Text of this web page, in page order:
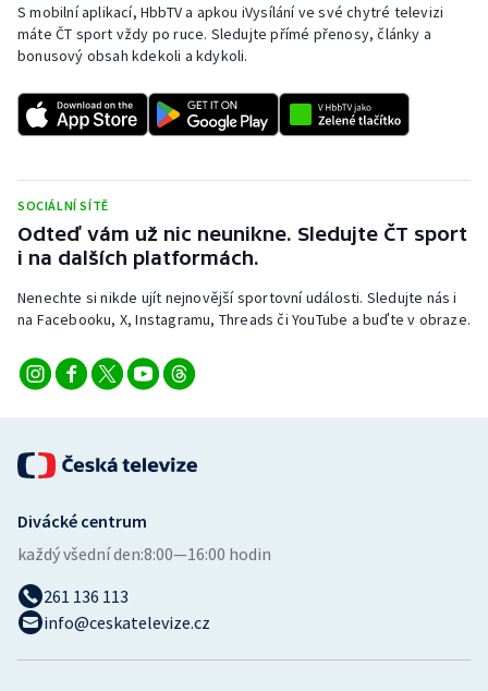
Rychlobruslení
Rychlostní kanoistika
Short track
Stolní tenis
Veslování
Vodní slalom
Ostatní
S mobilní aplikací, HbbTV a apkou iVysílání ve své chytré televizi
máte ČT sport vždy po ruce. Sledujte přímé přenosy, články a
bonusový obsah kdekoli a kdykoli.
SOCIÁLNÍ SÍTĚ
Odteď vám už nic neunikne. Sledujte ČT sport
i na dalších platformách.
Nenechte si nikde ujít nejnovější sportovní události. Sledujte nás i
na Facebooku, X, Instagramu, Threads či YouTube a buďte v obraze.
Divácké centrum
každý všední den:8:00—16:00 hodin
261 136 113
info@ceskatelevize.cz